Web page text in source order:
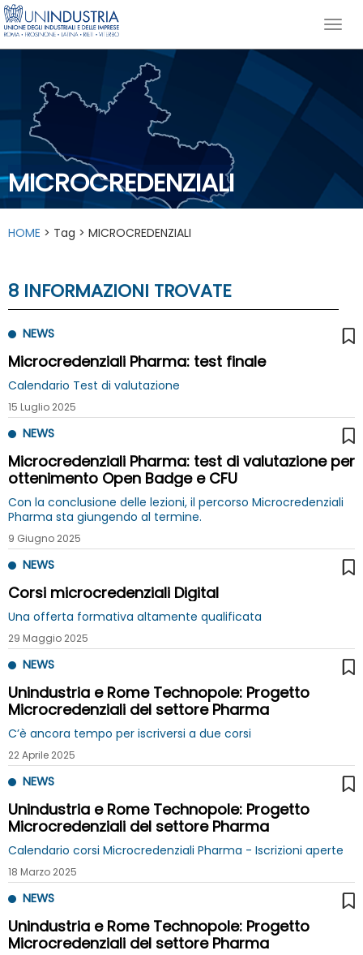
MICROCREDENZIALI
HOME > Tag > MICROCREDENZIALI
8 INFORMAZIONI TROVATE
NEWS
Microcredenziali Pharma: test finale
Calendario Test di valutazione
15 Luglio 2025
NEWS
Microcredenziali Pharma: test di valutazione per
ottenimento Open Badge e CFU
Con la conclusione delle lezioni, il percorso Microcredenziali
Pharma sta giungendo al termine.
9 Giugno 2025
NEWS
Corsi microcredenziali Digital
Una offerta formativa altamente qualificata
29 Maggio 2025
NEWS
Unindustria e Rome Technopole: Progetto
Microcredenziali del settore Pharma
C’è ancora tempo per iscriversi a due corsi
22 Aprile 2025
NEWS
Unindustria e Rome Technopole: Progetto
Microcredenziali del settore Pharma
Calendario corsi Microcredenziali Pharma - Iscrizioni aperte
18 Marzo 2025
NEWS
Unindustria e Rome Technopole: Progetto
Microcredenziali del settore Pharma